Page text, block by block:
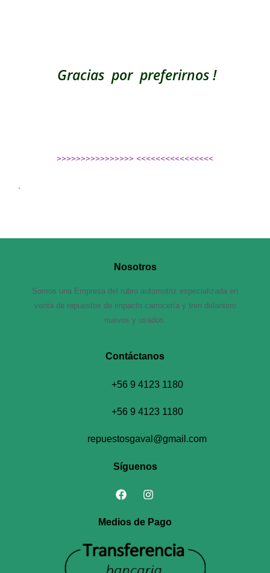
Gracias por preferirnos !
>>>>>>>>>>>>>>>> <<<<<<<<<<<<<<<<
.
Nosotros
Somos una Empresa del rubro automotriz especializada en
venta de repuestos de impacto carrocería y tren delantero
nuevos y usados.
Contáctanos​
+56 9 4123 1180
+56 9 4123 1180
repuestosgaval@gmail.com
Síguenos
Medios de Pago